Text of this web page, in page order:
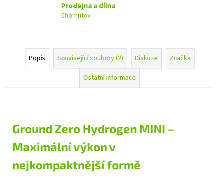
Prodejna a dílna
Chomutov
Popis Související soubory (2) Diskuze
Značka
Ostatní informace
Ground Zero Hydrogen MINI –
Maximální výkon v
nejkompaktnější formě